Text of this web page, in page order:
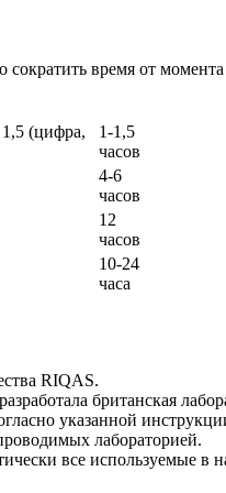
время от
(цифра,
1-1,5
часов
4-6
часов
12
часов
10-24
часа
RIQAS.
британская
указанной
лабораторией.
все используемые